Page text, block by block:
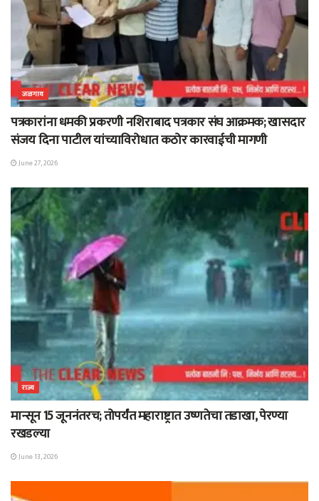
जळगाव
पत्रकारांना धमकी प्रकरणी नशिराबाद पत्रकार संघ आक्रमक; खासदार
संजय दिना पाटील यांच्याविरोधात कठोर कारवाईची मागणी
June 27, 2026
राज्य
मान्सून 15 जूननंतरच; तोपर्यंत महाराष्ट्रात उष्णतेचा तडाखा, पेरण्या
रखडल्या
June 13, 2026